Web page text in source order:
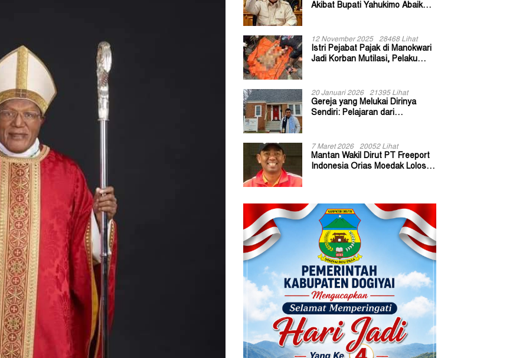
Akibat Bupati Yahukimo Abaikan
12 November 2025 28468 Lihat
Istri Pejabat Pajak di Manokwari
Jadi Korban Mutilasi, Pelaku
20 Januari 2026 21395 Lihat
Gereja yang Melukai Dirinya
Sendiri: Pelajaran dari
7 Maret 2026 20052 Lihat
Mantan Wakil Dirut PT Freeport
Indonesia Orias Moedak Lolos